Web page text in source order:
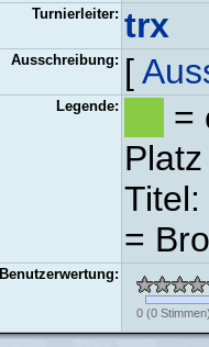
Turnierleiter: trx
Ausschreibung: [
Legende:
=
Platz
Titel:
=
Benutzerwertung:
0 (0